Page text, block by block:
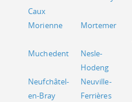
Caux
Morienne
Mortemer
Muchedent
Nesle-
Hodeng
Neufchâtel-
en-Bray
Neuville-
Ferrières